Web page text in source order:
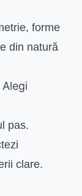
forme
din natură
pas.
clare.